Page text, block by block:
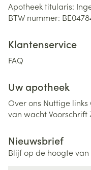
Apotheek titularis:
BTW nummer:
Klantenservice
FAQ
Uw apotheek
Over ons Nuttige links
van wachtVoorschrift
Nieuwsbrief
Blijf op de hoogte